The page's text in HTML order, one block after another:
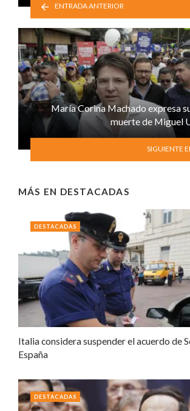
ENTRADA ANTERIOR
María Corina Machado expresa
muerte de Miguel
SIGUIENTE
MÁS EN DESTACADAS
Italia considera suspender el acuerdo de
España
DESTACADAS
DESTACADAS